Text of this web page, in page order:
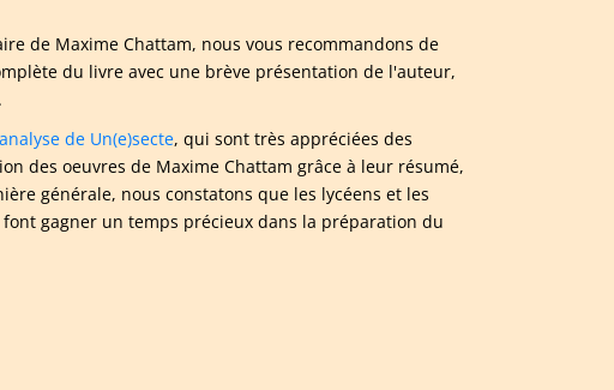
de Maxime Chattam, nous vous recommandons de
du livre avec une brève présentation de l'auteur,
analyse de Un(e)secte, qui sont très appréciées des
des oeuvres de Maxime Chattam grâce à leur résumé,
générale, nous constatons que les lycéens et les
gagner un temps précieux dans la préparation du